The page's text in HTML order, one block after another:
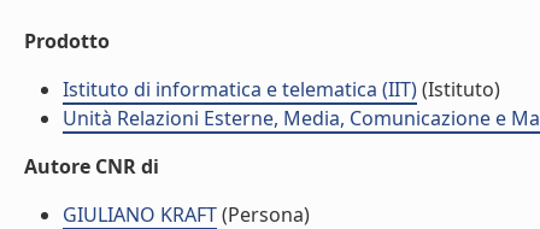
Prodotto
Istituto di informatica e telematica (IIT)(Istituto)
Unità Relazioni Esterne, Media, Comunicazione e
Autore CNR di
GIULIANO KRAFT(Persona)